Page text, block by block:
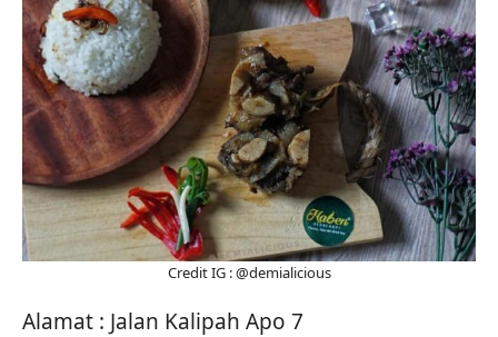
Credit IG : @demialicious
Alamat : Jalan Kalipah Apo 7